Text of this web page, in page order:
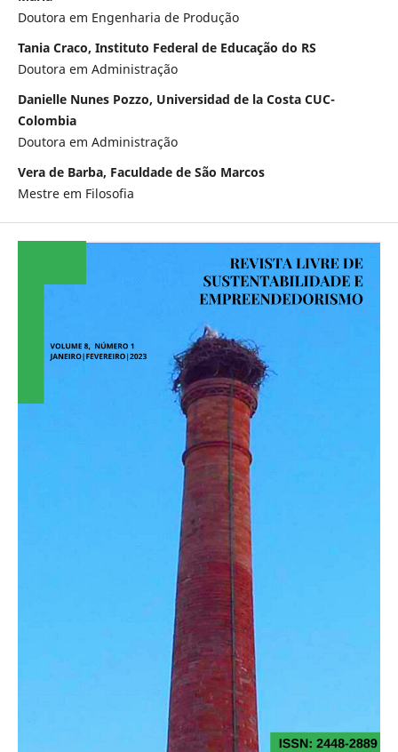
Doutora em Engenharia de Produção
Tania Craco, Instituto Federal de Educação do RS
Doutora em Administração
Danielle Nunes Pozzo, Universidad de la Costa CUC-
Colombia
Doutora em Administração
Vera de Barba, Faculdade de São Marcos
Mestre em Filosofia